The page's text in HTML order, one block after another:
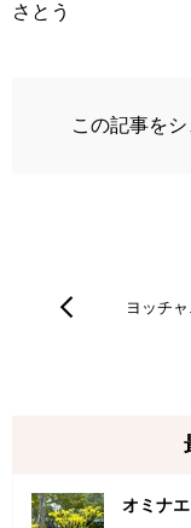
さとう
この記事を
ヨッチャ…
オミナ